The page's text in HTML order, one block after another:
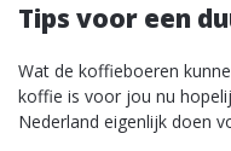
Tips voor een
Wat de koffieboeren
koffie is voor jou nu
Nederland eigenlijk doen